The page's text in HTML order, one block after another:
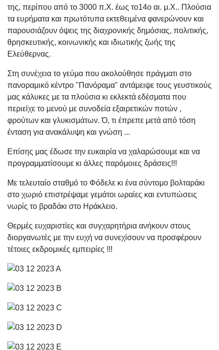
της, περίπου από το 3000 π.Χ. έως το14ο αι. μ.Χ.. Πλούσια
τα ευρήματα και πρωτότυπα εκτεθειμένα φανερώνουν και
παρουσιάζουν όψεις της διαχρονικής δημόσιας, πολιτικής,
θρησκευτικής, κοινωνικής και ιδιωτικής ζωής της
Ελεύθερνας.
Στη συνέχεια το γεύμα που ακολούθησε πράγματι στο
πανοραμικό κέντρο "Πανόραμα" αντάμειψε τους γευστικούς
μας κάλυκες με τα πλούσια κι εκλεκτά εδέσματα που
περιείχε το μενού με συνοδεία εξαιρετικών ποτών ,
φρούτων και γλυκισμάτων. Ό, τι έπρεπε μετά από τόση
ένταση για ανακάλυψη και γνώση ...
Επίσης μας έδωσε την ευκαιρία να χαλαρώσουμε και να
προγραμματίσουμε κι άλλες παρόμοιες δράσεις!!!
Με τελευταίο σταθμό το Φόδελε κι ένα σύντομο βολταράκι
στο χωριό επιστρέψαμε γεμάτοι ωραίες και εντυπώσεις
νωρίς το βραδάκι στο Ηράκλειο.
Θερμές ευχαριστίες και συγχαρητήρια ανήκουν στους
διοργανωτές με την ευχή να συνεχίσουν να προσφέρουν
τέτοιες εκδρομικές εμπειρίες !!!